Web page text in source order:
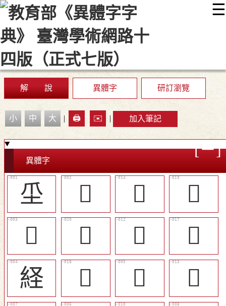
☰
::: 最新消息 常見問題 編輯說明
顯示模式
網站導覽
解 說 異體字 研訂瀏覽
小 中 大 | 🖨️ ✉️ | 加入筆記
異體字
坕 𤔊 󴚢
󴚥
𤔕
󴚦 󴚠
󴚣
経
󴚤 𦀇
󴚡